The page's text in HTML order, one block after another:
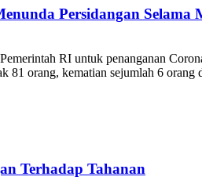
Persidangan
RI untuk penanganan
81 orang, kematian sejumlah 6 orang
Terhadap Tahanan